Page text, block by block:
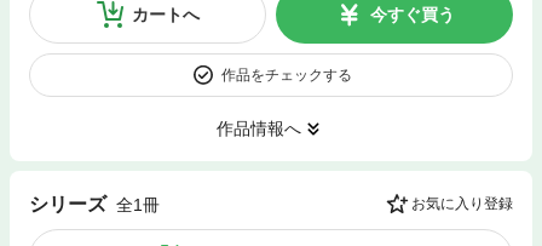
カートへ 今すぐ買う
作品をチェックする
作品情報へ
シリーズ 全1冊 お気に入り登録